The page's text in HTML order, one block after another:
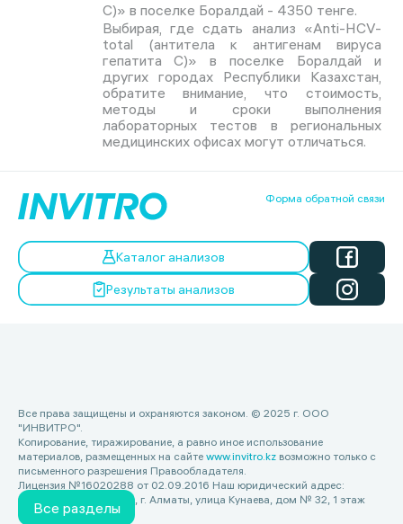
Все разделы
C)» в поселке Боралдай - 4350 тенге.
Выбирая, где сдать анализ «Anti-HCV-
total (антитела к антигенам вируса
гепатита C)» в поселке Боралдай и
других городах Республики Казахстан,
обратите внимание, что стоимость,
методы и сроки выполнения
лабораторных тестов в региональных
медицинских офисах могут отличаться.
Форма обратной связи
Каталог анализов
Результаты анализов
Все права защищены и охраняются законом. © 2025 г. ООО
"ИНВИТРО".
Копирование, тиражирование, а равно иное использование
материалов, размещенных на сайте www.invitro.kz возможно только с
письменного разрешения Правообладателя.
Лицензия №16020288 от 02.09.2016 Наш юридический адрес:
Республика Казахстан, г. Алматы, улица Кунаева, дом № 32, 1 этаж